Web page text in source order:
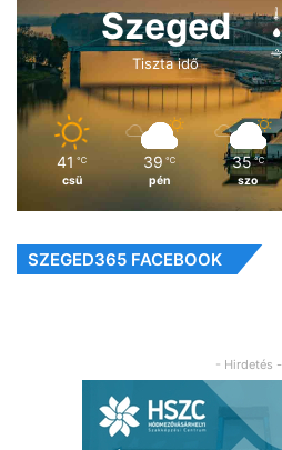
Szeged
Tiszta idő
41 ℃
csü
39 ℃
pén
35 ℃
szo
SZEGED365 FACEBOOK
- Hirdetés -